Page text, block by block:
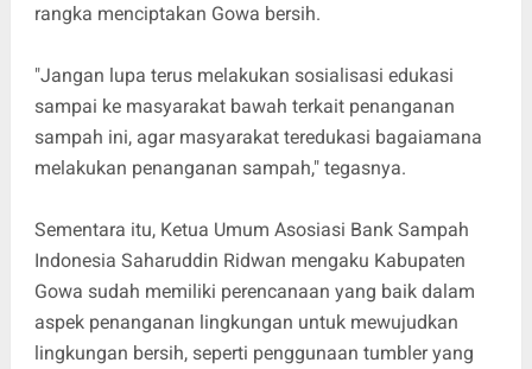
rangka menciptakan Gowa bersih.
"Jangan lupa terus melakukan sosialisasi edukasi
sampai ke masyarakat bawah terkait penanganan
sampah ini, agar masyarakat teredukasi bagaiamana
melakukan penanganan sampah," tegasnya.
Sementara itu, Ketua Umum Asosiasi Bank Sampah
Indonesia Saharuddin Ridwan mengaku Kabupaten
Gowa sudah memiliki perencanaan yang baik dalam
aspek penanganan lingkungan untuk mewujudkan
lingkungan bersih, seperti penggunaan tumbler yang